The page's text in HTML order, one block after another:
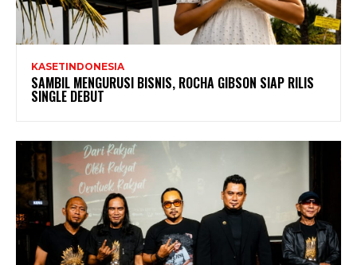
KASETINDONESIA
SAMBIL MENGURUSI BISNIS, ROCHA GIBSON SIAP RILIS
SINGLE DEBUT